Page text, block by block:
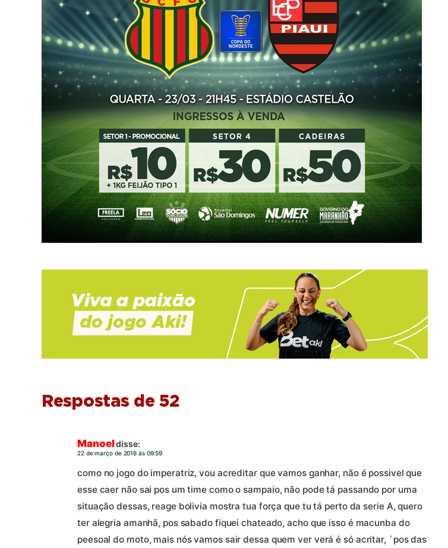
Respostas de 52
Manoeldisse:
22 de março de 2016 às 09:59
como no jogo do imperatriz, vou acreditar que vamos ganhar, não é possivel que
esse caer não sai pos um time como o sampaio, não pode tá passando por uma
situação dessas, reage bolivia mostra tua força que tu tá perto da serie A, quero
ter alegria amanhã, pos sabado fiquei chateado, acho que isso é macunba do
peesoal do moto, mais nós vamos sair dessa quem ver verá é só acritar, ´pos das